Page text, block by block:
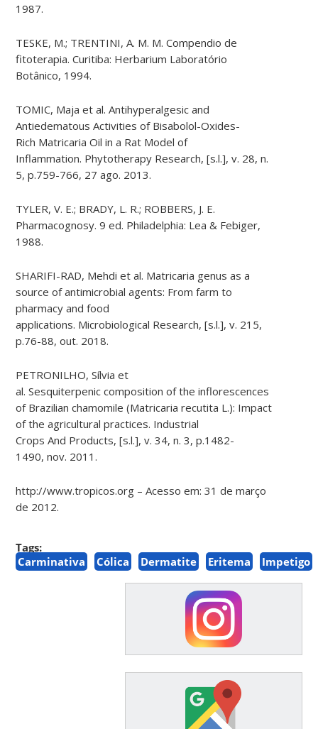
1987.
TESKE, M.; TRENTINI, A. M. M. Compendio de
fitoterapia. Curitiba: Herbarium Laboratório
Botânico, 1994.
TOMIC, Maja et al.Antihyperalgesic and
Antiedematous Activities of Bisabolol-Oxides-
Rich Matricaria Oil in a Rat Model of
Inflammation. Phytotherapy Research, [s.l.], v. 28, n.
5, p.759-766, 27 ago. 2013.
TYLER, V. E.; BRADY, L. R.; ROBBERS, J. E.
Pharmacognosy.9 ed. Philadelphia: Lea & Febiger,
1988.
SHARIFI-RAD, Mehdi et al. Matricaria genus as a
source of antimicrobial agents: From farm to
pharmacy and food
applications. Microbiological Research, [s.l.], v. 215,
p.76-88, out. 2018.
PETRONILHO,Sílvia et
al.Sesquiterpenic composition of the inflorescences
of Brazilian chamomile (Matricaria recutita L.): Impact
of the agricultural practices. Industrial
CropsAnd Products, [s.l.], v. 34, n. 3, p.1482-
1490,nov. 2011.
http://www.tropicos.org – Acesso em: 31 de março
de 2012.
Tags:
Carminativa
Cólica Dermatite Eritema Impetigo